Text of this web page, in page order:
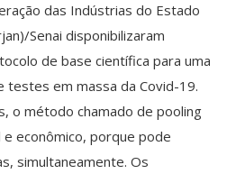
das Indústrias do Estado
Senai disponibilizaram
de base científica para uma
testes em massa da Covid-19.
o método chamado de pooling
econômico, porque pode
simultaneamente. Os